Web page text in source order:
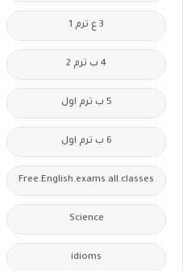
3 ع ترم 1
4 ب ترم 2
5 ب ترم اول
6 ب ترم اول
Free.English.exams.all.classes
Science
idioms